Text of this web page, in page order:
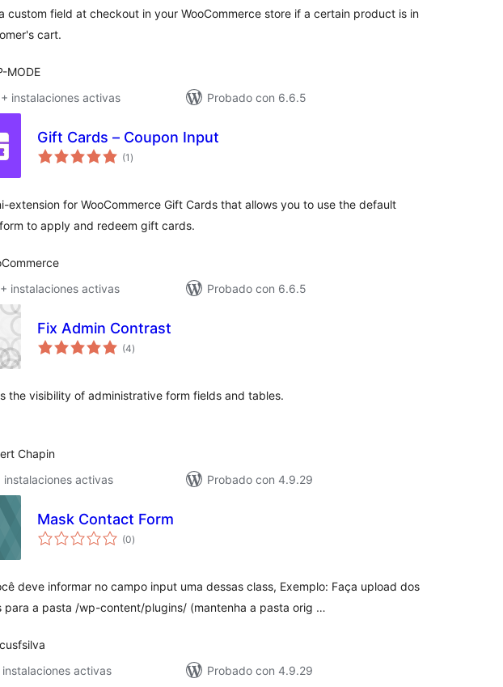
custom field at checkout in your WooCommerce store if a certain product is in
cart.
MODE
instalaciones activas
Probado con 6.6.5
Gift Cards – Coupon Input
(1 evaluación
total
)
extension for WooCommerce Gift Cards that allows you to use the default
to apply and redeem gift cards.
instalaciones activas
Probado con 6.6.5
Fix Admin Contrast
(4evaluación
total
)
the visibility of administrative form fields and tables.
Chapin
instalaciones activas
Probado con 4.9.29
Mask Contact Form
(0evaluación
total
)
deve informar no campo input uma dessas class, Exemplo: Faça upload dos
para a pasta /wp-content/plugins/ (mantenha a pasta orig …
instalaciones activas
Probado con 4.9.29